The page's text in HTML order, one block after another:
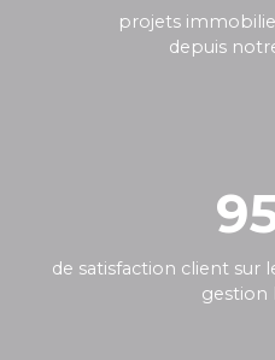
projets
depuis
de satisfaction client sur
gestion